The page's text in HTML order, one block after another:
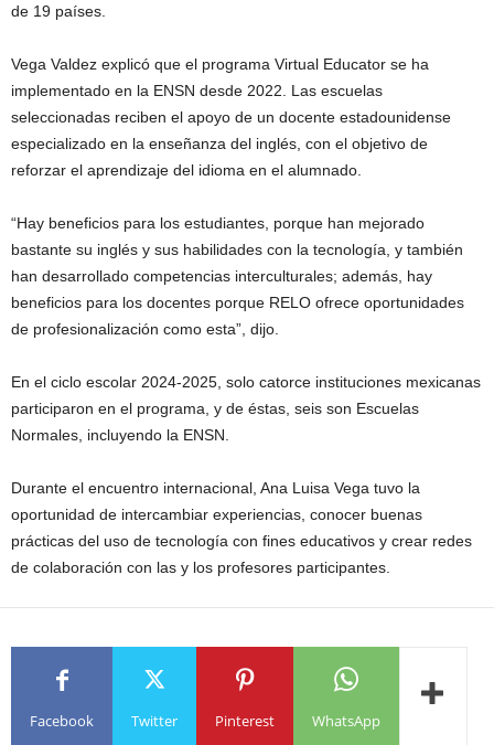
de 19 países.
Vega Valdez explicó que el programa Virtual Educator se ha
implementado en la ENSN desde 2022. Las escuelas
seleccionadas reciben el apoyo de un docente estadounidense
especializado en la enseñanza del inglés, con el objetivo de
reforzar el aprendizaje del idioma en el alumnado.
“Hay beneficios para los estudiantes, porque han mejorado
bastante su inglés y sus habilidades con la tecnología, y también
han desarrollado competencias interculturales; además, hay
beneficios para los docentes porque RELO ofrece oportunidades
de profesionalización como esta”, dijo.
En el ciclo escolar 2024-2025, solo catorce instituciones mexicanas
participaron en el programa, y de éstas, seis son Escuelas
Normales, incluyendo la ENSN.
Durante el encuentro internacional, Ana Luisa Vega tuvo la
oportunidad de intercambiar experiencias, conocer buenas
prácticas del uso de tecnología con fines educativos y crear redes
de colaboración con las y los profesores participantes.
Facebook Twitter Pinterest WhatsApp